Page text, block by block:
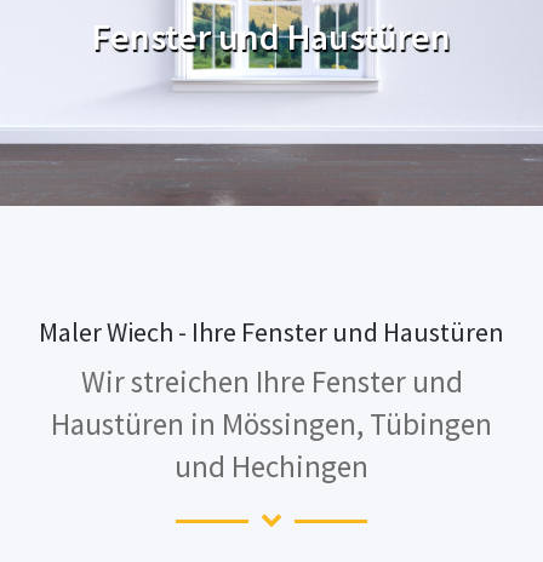
Fenster und Haustüren
Maler Wiech - Ihre Fenster und Haustüren
Wir streichen Ihre Fenster und
Haustüren in Mössingen, Tübingen
und Hechingen